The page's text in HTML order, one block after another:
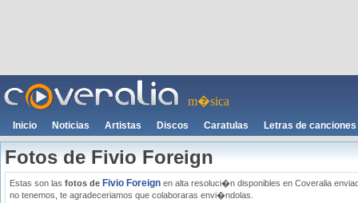
m�sica
Inicio Noticias Artistas Discos Caratulas Letras de canciones
Fotos de Fivio Foreign
Estas son las fotos de Fivio Foreign en alta resoluci�n disponibles en Coveralia
no tenemos, te agradeceriamos que colaboraras envi�ndolas.